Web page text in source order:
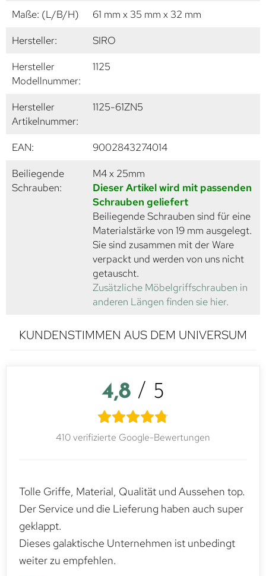
Maße: (L/B/H)
61 mm x 35 mm x 32 mm
Hersteller:
SIRO
Hersteller
Modellnummer:
1125
Hersteller
Artikelnummer:
1125-61ZN5
EAN:
9002843274014
Beiliegende
Schrauben:
M4 x 25mm
Dieser Artikel wird mit passenden
Schrauben geliefert
Beiliegende Schrauben sind für eine
Materialstärke von 19 mm ausgelegt.
Sie sind zusammen mit der Ware
verpackt und werden von uns nicht
getauscht.
Zusätzliche Möbelgriffschrauben in
anderen Längen finden sie hier.
KUNDENSTIMMEN AUS DEM UNIVERSUM
4,8 / 5
410 verifizierte Google-Bewertungen
Tolle Griffe, Material, Qualität und Aussehen top.
Der Service und die Lieferung haben auch super
geklappt.
Dieses galaktische Unternehmen ist unbedingt
weiter zu empfehlen.